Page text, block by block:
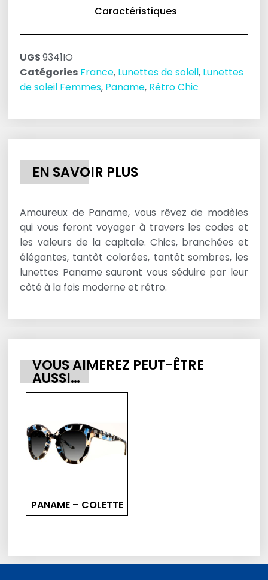
Caractéristiques
UGS9341IO
Catégories France, Lunettes de soleil, Lunettes
de soleil Femmes, Paname, Rétro Chic
EN SAVOIR PLUS
Amoureux de Paname, vous rêvez de modèles
qui vous feront voyager à travers les codes et
les valeurs de la capitale. Chics, branchées et
élégantes, tantôt colorées, tantôt sombres, les
lunettes Paname sauront vous séduire par leur
côté à la fois moderne et rétro.
VOUS AIMEREZ PEUT-ÊTRE
AUSSI…
PANAME – COLETTE